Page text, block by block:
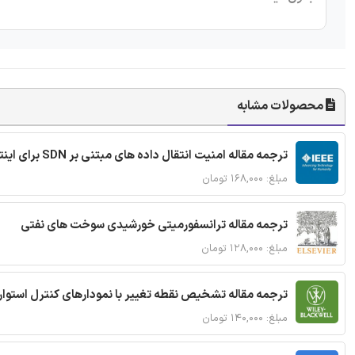
محصولات مشابه
ترجمه مقاله امنیت انتقال داده های مبتنی بر SDN برای اینترنت اشیا
مبلغ: ۱۶۸,۰۰۰ تومان
ترجمه مقاله ترانسفورمیتی خورشیدی سوخت های نفتی
مبلغ: ۱۲۸,۰۰۰ تومان
ترجمه مقاله تشخیص نقطه تغییر با نمودارهای کنترل
مبلغ: ۱۴۰,۰۰۰ تومان